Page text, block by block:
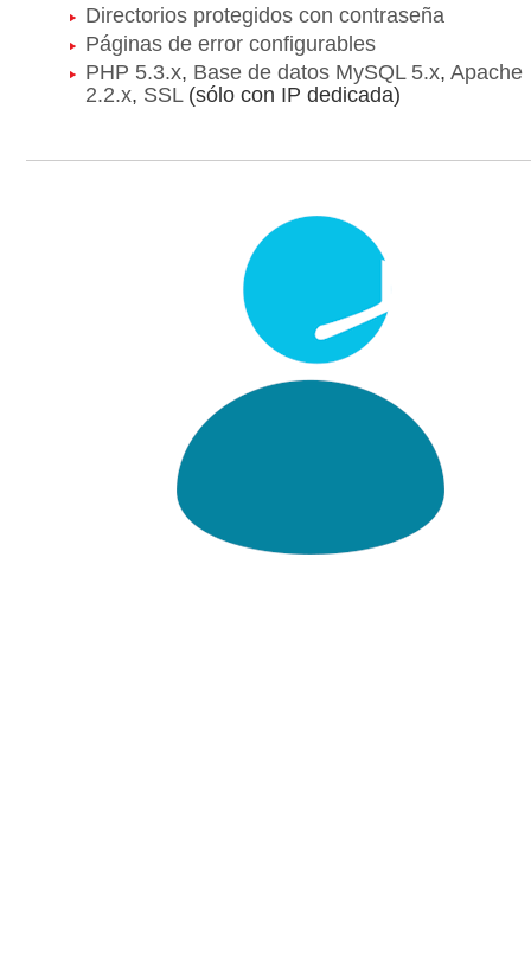
Directorios protegidos con contraseña
Páginas de error configurables
PHP 5.3.x, Base de datos MySQL 5.x, Apache
2.2.x, SSL(sólo con IP dedicada)